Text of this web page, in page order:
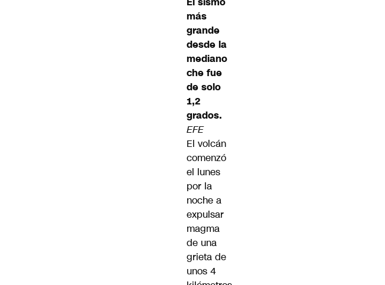
más
grande
desde la
mediano
che fue
de solo
1,2
grados.
EFE
El volcán
comenzó
el lunes
por la
noche a
expulsar
magma
de una
grieta de
unos 4